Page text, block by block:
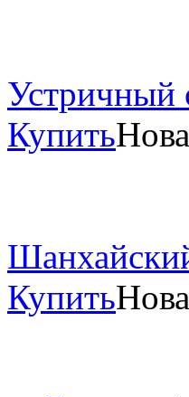
Устричный
Купить
Купить